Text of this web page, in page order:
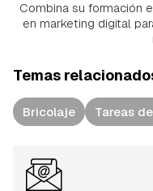
Combina su formación
en marketing digital
Temas
Bricolaje Tareas